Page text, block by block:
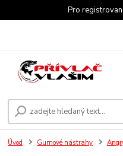
Pro
Úvod Gumové nástrahy